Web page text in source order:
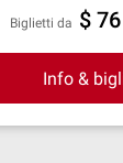
Biglietti da $ 76
Info &